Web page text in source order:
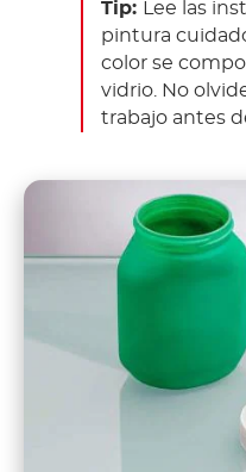
Tip:
Lee las
pintura
color se
vidrio. No
trabajo antes